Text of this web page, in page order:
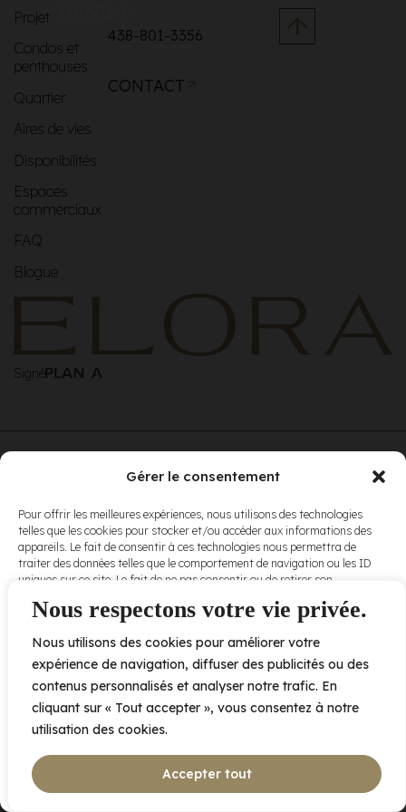
Nous respectons votre vie privée.
Nous utilisons des cookies pour améliorer votre
expérience de navigation, diffuser des publicités ou des
contenus personnalisés et analyser notre trafic. En
cliquant sur « Tout accepter », vous consentez à notre
utilisation des cookies.
Accepter tout
Gérer le consentement
Pour offrir les meilleures expériences, nous utilisons des technologies
telles que les cookies pour stocker et/ou accéder aux informations des
appareils. Le fait de consentir à ces technologies nous permettra de
traiter des données telles que le comportement de navigation ou les ID
uniques sur ce site. Le fait de ne pas consentir ou de retirer son
et fonctions.
Accepter
Refuser
Projet
Condos et
penthouses
Quartier
Aires de vies
Disponibilités
Espaces
commerciaux
FAQ
Blogue
438-801-3356
CONTACT
Signé
conditions
d’utilisationet
nospolitiques
de
confidentialité .
2005 av. de Bois-de-Boulogne, Laval QC H7N 0J7